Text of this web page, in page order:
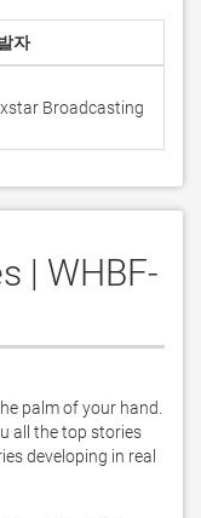
자
Broadcasting
| WHBF-
palm of your hand.
all the top stories
developing in real